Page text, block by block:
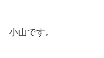
小山です。